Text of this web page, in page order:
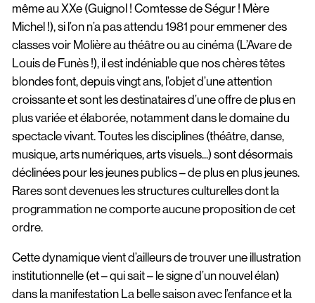
même au XXe (Guignol ! Comtesse de Ségur ! Mère
Michel !), si l’on n’a pas attendu 1981 pour emmener des
classes voir Molière au théâtre ou au cinéma (L’Avare de
Louis de Funès !), il est indéniable que nos chères têtes
blondes font, depuis vingt ans, l’objet d’une attention
croissante et sont les destinataires d’une offre de plus en
plus variée et élaborée, notamment dans le domaine du
spectacle vivant. Toutes les disciplines (théâtre, danse,
musique, arts numériques, arts visuels...) sont désormais
déclinées pour les jeunes publics – de plus en plus jeunes.
Rares sont devenues les structures culturelles dont la
programmation ne comporte aucune proposition de cet
ordre.
Cette dynamique vient d’ailleurs de trouver une illustration
institutionnelle (et – qui sait – le signe d’un nouvel élan)
dans la manifestation La belle saison avec l’enfance et la